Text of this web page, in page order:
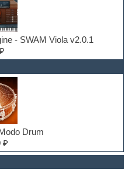
- SWAM Viola v2.0.1
Drum
₽